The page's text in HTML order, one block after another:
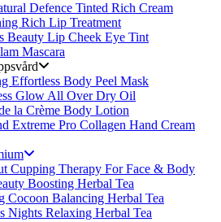
Defence Tinted Rich Cream
Rich Lip Treatment
Beauty Lip Cheek Eye Tint
Mascara
Effortless Body Peel Mask
Glow All Over Dry Oil
la Crème Body Lotion
Extreme Pro Collagen Hand Cream
Cupping Therapy For Face & Body
Boosting Herbal Tea
Cocoon Balancing Herbal Tea
Nights Relaxing Herbal Tea